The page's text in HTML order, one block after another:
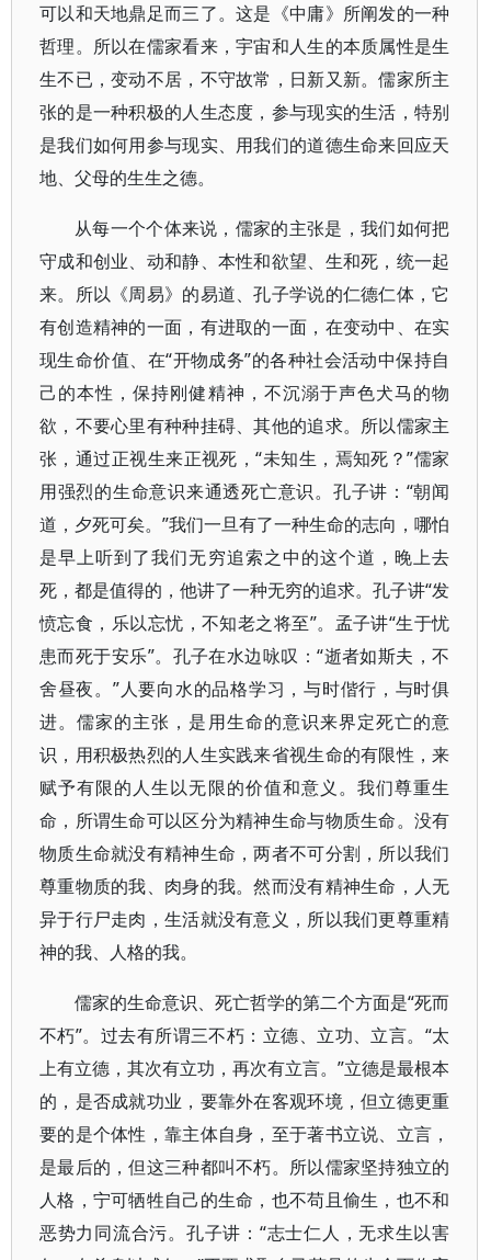
可以和天地鼎足而三了。这是《中庸》所阐发的一种
哲理。所以在儒家看来，宇宙和人生的本质属性是生
生不已，变动不居，不守故常，日新又新。儒家所主
张的是一种积极的人生态度，参与现实的生活，特别
是我们如何用参与现实、用我们的道德生命来回应天
地、父母的生生之德。
从每一个个体来说，儒家的主张是，我们如何把
守成和创业、动和静、本性和欲望、生和死，统一起
来。所以《周易》的易道、孔子学说的仁德仁体，它
有创造精神的一面，有进取的一面，在变动中、在实
现生命价值、在“开物成务”的各种社会活动中保持自
己的本性，保持刚健精神，不沉溺于声色犬马的物
欲，不要心里有种种挂碍、其他的追求。所以儒家主
张，通过正视生来正视死，“未知生，焉知死？”儒家
用强烈的生命意识来通透死亡意识。孔子讲：“朝闻
道，夕死可矣。”我们一旦有了一种生命的志向，哪怕
是早上听到了我们无穷追索之中的这个道，晚上去
死，都是值得的，他讲了一种无穷的追求。孔子讲“发
愤忘食，乐以忘忧，不知老之将至”。孟子讲“生于忧
患而死于安乐”。孔子在水边咏叹：“逝者如斯夫，不
舍昼夜。”人要向水的品格学习，与时偕行，与时俱
进。儒家的主张，是用生命的意识来界定死亡的意
识，用积极热烈的人生实践来省视生命的有限性，来
赋予有限的人生以无限的价值和意义。我们尊重生
命，所谓生命可以区分为精神生命与物质生命。没有
物质生命就没有精神生命，两者不可分割，所以我们
尊重物质的我、肉身的我。然而没有精神生命，人无
异于行尸走肉，生活就没有意义，所以我们更尊重精
神的我、人格的我。
儒家的生命意识、死亡哲学的第二个方面是“死而
不朽”。过去有所谓三不朽：立德、立功、立言。“太
上有立德，其次有立功，再次有立言。”立德是最根本
的，是否成就功业，要靠外在客观环境，但立德更重
要的是个体性，靠主体自身，至于著书立说、立言，
是最后的，但这三种都叫不朽。所以儒家坚持独立的
人格，宁可牺牲自己的生命，也不苟且偷生，也不和
恶势力同流合污。孔子讲：“志士仁人，无求生以害